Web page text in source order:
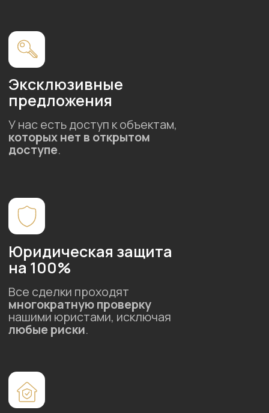
ПРЕМИАЛЬНАЯ НЕДВИЖИМОСТЬ
ВТОРИЧНАЯ НЕДВИЖИМОСТЬ
ПАРТНЕРСКАЯ ПРОГРАММА
+7 (917) 247-06-97
Заказать звонок
Ежедневно с 10:00 до 19:00
© 2025 ООО «ООО», ИНН 123456789
Политика конфиденциальности
исключительно рекламный характер и не является
публичной офертой. Приведённые фотографии,
рендеры, генплан проекта, планировки квартир
не являются точными копиями проектной